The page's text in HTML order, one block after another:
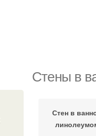
Стены в
Стен в